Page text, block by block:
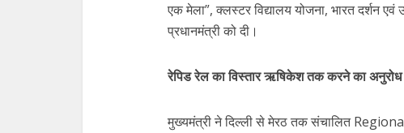
एक मेला”, क्लस्टर विद्यालय योजना, भारत दर्शन एवं
प्रधानमंत्री को दी।
रेपिड रेल का विस्तार ऋषिकेश तक करने का अनुरोध
मुख्यमंत्री ने दिल्ली से मेरठ तक संचालित